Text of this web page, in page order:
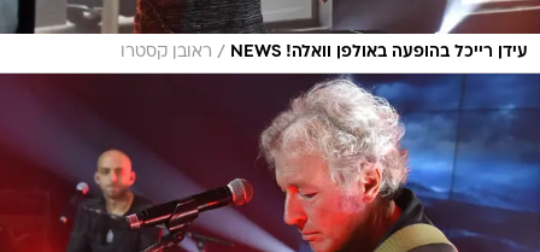
עידן רייכל בהופעה באולפן וואלה! NEWS / ראובן קסטרו